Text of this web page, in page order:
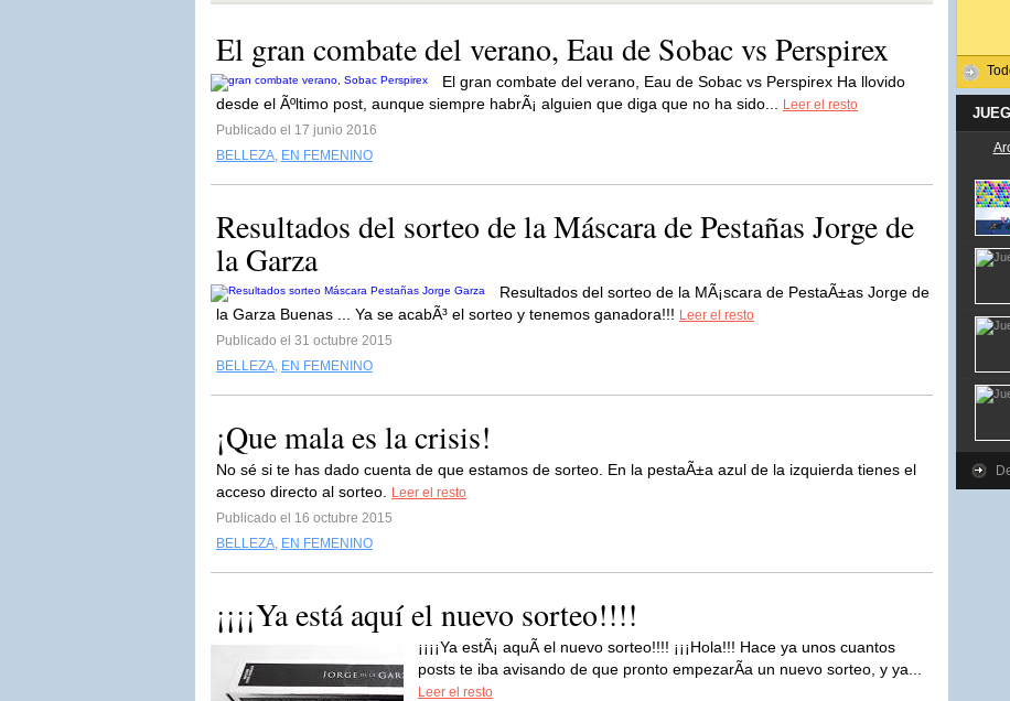
El gran combate del verano, Eau de Sobac vs Perspirex
El gran combate del verano, Eau de Sobac vs Perspirex Ha llovido
desde el Ãºltimo post, aunque siempre habrÃ¡ alguien que diga que no ha sido...
Leer el resto
Publicado el 17 junio 2016
BELLEZA, EN FEMENINO
Resultados del sorteo de la Máscara de Pestañas Jorge de
la Garza
Resultados del sorteo de la MÃ¡scara de PestaÃ±as Jorge de
la Garza Buenas ... Ya se acabÃ³ el sorteo y tenemos ganadora!!! Leer el resto
Publicado el 31 octubre 2015
BELLEZA, EN FEMENINO
¡Que mala es la crisis!
No sé si te has dado cuenta de que estamos de sorteo. En la pestaÃ±a azul de la izquierda tienes el
acceso directo al sorteo.
Leer el resto
Publicado el 16 octubre 2015
BELLEZA, EN FEMENINO
¡¡¡¡Ya está aquí el nuevo sorteo!!!!
¡¡¡¡Ya estÃ¡ aquÃ­ el nuevo sorteo!!!! ¡¡¡Hola!!! Hace ya unos cuantos
posts te iba avisando de que pronto empezarÃ­a un nuevo sorteo, y ya...
Leer el resto